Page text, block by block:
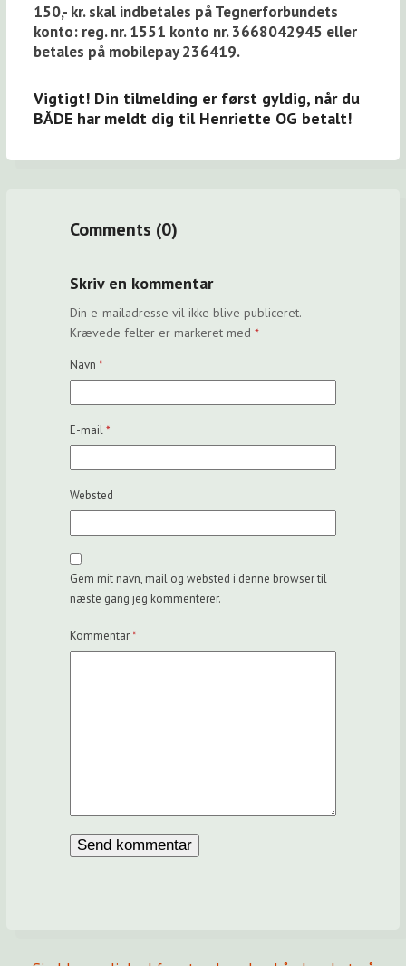
150,- kr. skal indbetales på Tegnerforbundets
konto: reg. nr. 1551 konto nr. 3668042945 eller
betales på mobilepay 236419.
Vigtigt! Din tilmelding er først gyldig, når du
BÅDE har meldt dig til Henriette OG betalt!
Comments (0)
Skriv en kommentar
Din e-mailadresse vil ikke blive publiceret.
Krævede felter er markeret med*
Navn*
E-mail*
Websted
Gem mit navn, mail og websted i denne browser til
næste gang jeg kommenterer.
Kommentar*